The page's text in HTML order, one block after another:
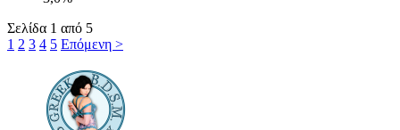
Σελίδα 1 από 5
1 2 3 4 5 Επόμενη >